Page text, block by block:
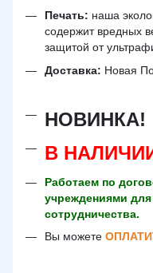
Печать: наша
содержит вредных
защитой от
Доставка: Новая
НОВИНКА!
В
Работаем по
учреждениями
сотрудничества.
Вы можете